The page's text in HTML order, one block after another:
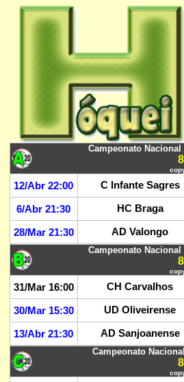
Campeonato
12/Abr 22:00 C Infante Sagres
6/Abr 21:30 HC Braga
28/Mar 21:30 AD Valongo
Campeonato
31/Mar 16:00 CH Carvalhos
30/Mar 15:30 UD Oliveirense
13/Abr 21:30 AD Sanjoanense
Campeonato